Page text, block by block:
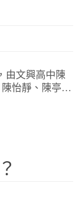
由文興高中陳
陳怡靜、陳亭…